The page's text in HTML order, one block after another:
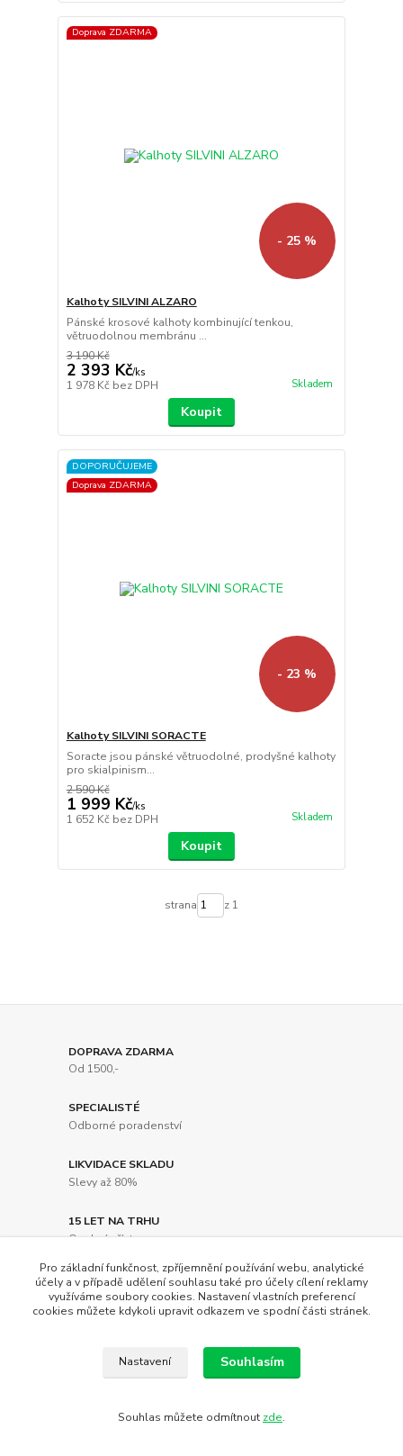
Doprava ZDARMA
- 25 %
Kalhoty SILVINI ALZARO
Pánské krosové kalhoty kombinující tenkou,
větruodolnou membránu ...
3 190 Kč
2 393 Kč/ks
1 978 Kč bez DPH Skladem
Koupit
DOPORUČUJEME
Doprava ZDARMA
- 23 %
Kalhoty SILVINI SORACTE
Soracte jsou pánské větruodolné, prodyšné kalhoty
pro skialpinism...
2 590 Kč
1 999 Kč/ks
1 652 Kč bez DPH Skladem
Koupit
strana z 1
DOPRAVA ZDARMA
Od 1500,-
SPECIALISTÉ
Odborné poradenství
LIKVIDACE SKLADU
Slevy až 80%
15 LET NA TRHU
Osobní přístup
Pro základní funkčnost, zpříjemnění používání webu, analytické
účely a v případě udělení souhlasu také pro účely cílení reklamy
využíváme soubory cookies. Nastavení vlastních preferencí
cookies můžete kdykoli upravit odkazem ve spodní části stránek.
Nastavení Souhlasím
Souhlas můžete odmítnout zde.